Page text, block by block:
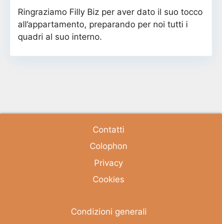
Ringraziamo Filly Biz per aver dato il suo tocco
all’appartamento, preparando per noi tutti i
quadri al suo interno.
Contatti
Colophon
Privacy
Cookies
Condizioni generali